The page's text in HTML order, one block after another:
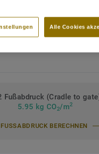
Typ I
Fußabdruck (Cradle to
5.95 kg CO2/m2
BERECHNEN
Alle Cookies